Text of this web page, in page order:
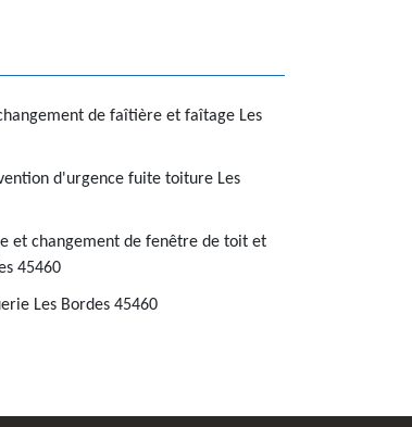
de faîtière et faîtage Les
d'urgence fuite toiture Les
et changement de fenêtre de toit et
45460
Les Bordes 45460